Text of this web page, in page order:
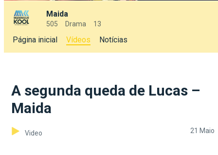
Maida
505 Drama 13
Página inicial Vídeos Notícias
A segunda queda de Lucas –
Maida
Video 21 Maio